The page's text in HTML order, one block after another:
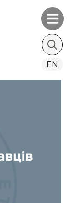
Search
EN